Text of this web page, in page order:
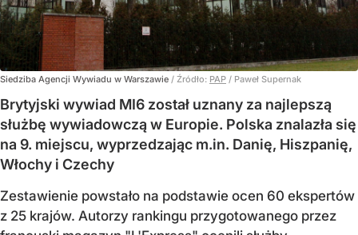
Siedziba Agencji Wywiadu w Warszawie / Źródło: PAP / Paweł Supernak
Brytyjski wywiad MI6 został uznany za najlepszą
służbę wywiadowczą w Europie. Polska znalazła się
na 9. miejscu, wyprzedzając m.in. Danię, Hiszpanię,
Włochy i Czechy
Zestawienie powstało na podstawie ocen 60 ekspertów
z 25 krajów. Autorzy rankingu przygotowanego przez